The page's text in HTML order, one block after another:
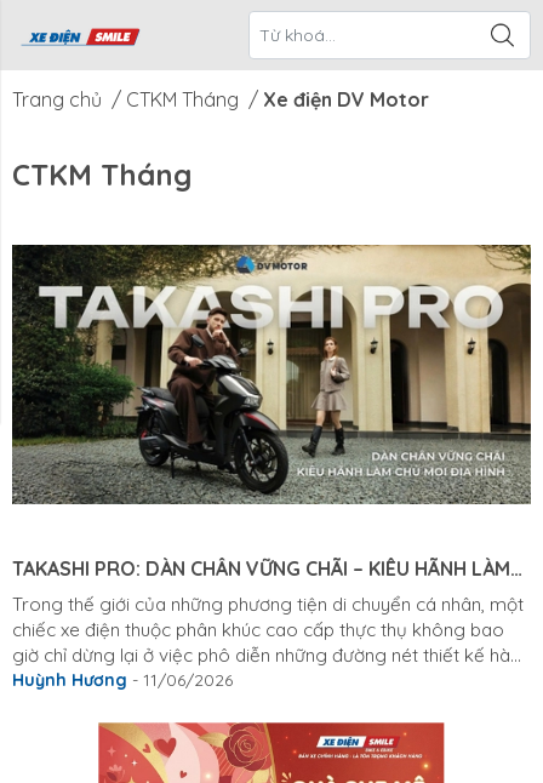
Xe Điện
Smile
CTKM Tháng Blog
Trang chủ / CTKM Tháng / Xe điện DV Motor
CTKM Tháng
TAKASHI PRO: DÀN CHÂN VỮNG CHÃI – KIÊU HÃNH LÀM
CHỦ MỌI ĐỊA HÌNH
Trong thế giới của những phương tiện di chuyển cá nhân, một
chiếc xe điện thuộc phân khúc cao cấp thực thụ không bao
giờ chỉ dừng lại ở việc phô diễn những đường nét thiết kế hào
nhoáng bên ngoài. Vẻ đẹp bề thế, sang trọng là điều kiện
khả năng làm chủ mặt đường mới chính là điều kiện đủ để
khẳng định đẳng cấp khác biệt. Đối với những người dùng
Huỳnh Hương - 11/06/2026